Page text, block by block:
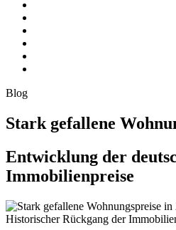
Blog
Stark gefallene
Entwicklung der
Immobilienpreise
Historischer Rückgang der